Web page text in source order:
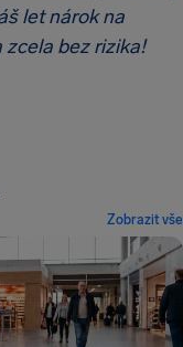
let nárok na
bez rizika!
Zobrazit vše